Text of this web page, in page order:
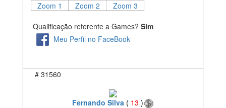
Zoom 1 Zoom 2 Zoom 3
Qualificação referente a Games? Sim
Meu Perfil no FaceBook
# 31560
Fernando Silva ( 13 )